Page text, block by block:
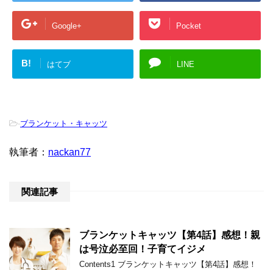
Google+ Pocket
B! はてブ LINE
-ブランケット・キャッツ
執筆者： nackan77
関連記事
ブランケットキャッツ【第4話】感想！親
は号泣必至回！子育てイジメ
Contents1 ブランケットキャッツ【第4話】感想！